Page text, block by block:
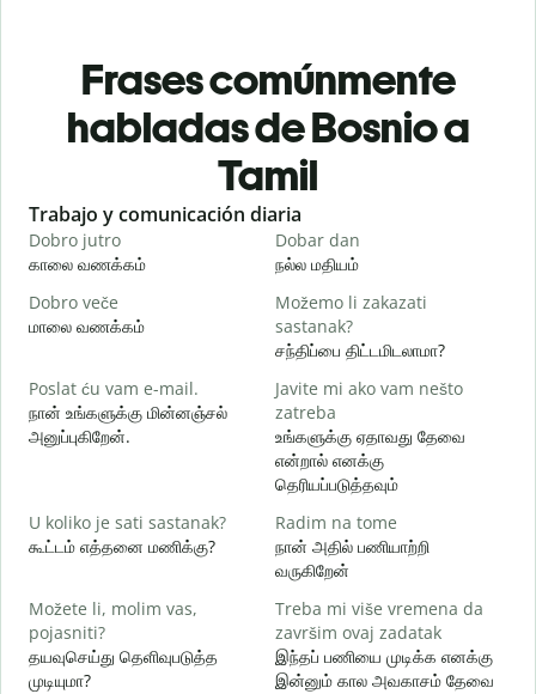
Frases comúnmente
habladas de Bosnio a
Tamil
Slide 1 of 6
Trabajo y comunicación diaria
Dobro jutro
காலை வணக்கம்
Dobar dan
நல்ல மதியம்
Dobro veče
மாலை வணக்கம்
Možemo li zakazati
sastanak?
சந்திப்பை திட்டமிடலாமா?
Poslat ću vam e-mail.
நான் உங்களுக்கு மின்னஞ்சல்
அனுப்புகிறேன்.
Javite mi ako vam nešto
zatreba
உங்களுக்கு ஏதாவது தேவை
என்றால் எனக்கு
தெரியப்படுத்தவும்
U koliko je sati sastanak?
கூட்டம் எத்தனை மணிக்கு?
Radim na tome
நான் அதில் பணியாற்றி
வருகிறேன்
Možete li, molim vas,
pojasniti?
தயவுசெய்து தெளிவுபடுத்த
முடியுமா?
Treba mi više vremena da
završim ovaj zadatak
இந்தப் பணியை முடிக்க எனக்கு
இன்னும் கால அவகாசம் தேவை